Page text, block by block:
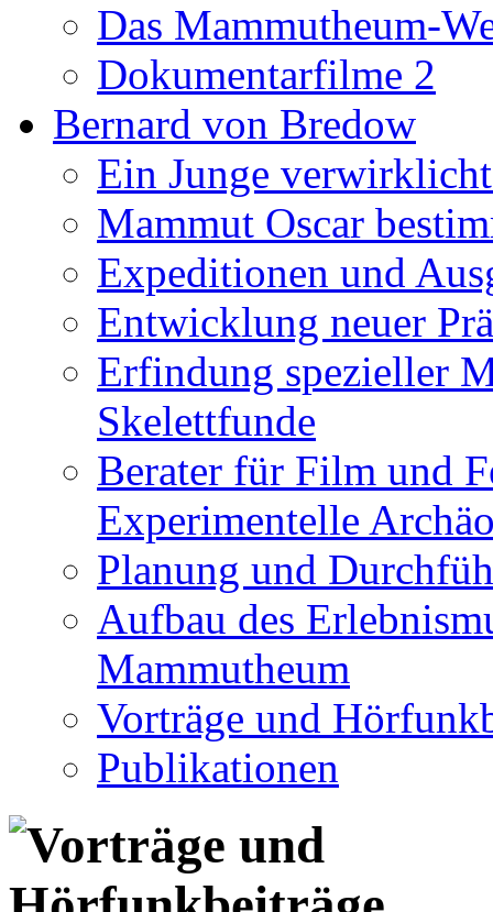
Das Mammutheum-
Dokumentarfilme 2
Bernard von Bredow
Ein Junge
Mammut Oscar
Expeditionen und
Entwicklung neuer
Erfindung spezieller
Skelettfunde
Berater für Film und
Experimentelle
Planung und
Aufbau des
Mammutheum
Vorträge und
Publikationen